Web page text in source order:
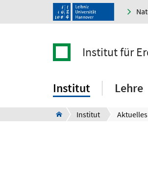
Institut für
Institut Lehre
Institut Aktuelles